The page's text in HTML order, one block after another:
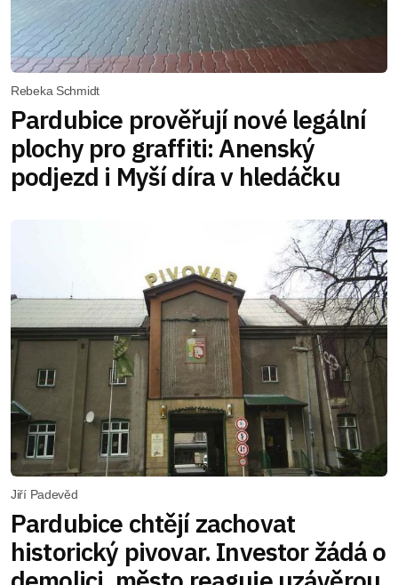
Rebeka Schmidt
Pardubice prověřují nové legální
plochy pro graffiti: Anenský
podjezd i Myší díra v hledáčku
Jiří Padevěd
Pardubice chtějí zachovat
historický pivovar. Investor žádá o